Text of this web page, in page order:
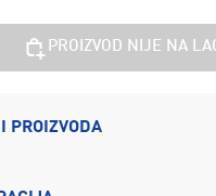
PROIZVOD NIJE NA
PROIZVODA